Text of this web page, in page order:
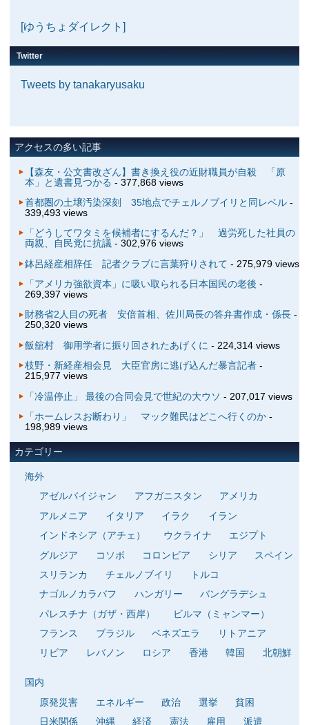
[ゆうちょダイレクト]
Twitter
Tweets by tanakaryusaku
アクセスの多い記事
【森友・公文書改ざん】書き換え役の近財職員が自殺 「原
本」と遺書見つかる - 377,868 views
首都圏の土壌汚染深刻 35地点でチェルノブイリと同レベル-
339,493 views
「どうしてワタミを候補者にするんだ？」 過労死した社員の
両親、自民党に抗議- 302,976 views
鉢呂経産相辞任 記者クラブに言葉狩りされて - 275,979 views
「アメリカ強欲資本」に吸い取られる日本国民の老後 -
269,397 views
財務省2人目の死者 安倍首相、佐川局長の答弁書作成・係長-
250,320 views
飯舘村 御用学者に振り回されたあげくに - 224,314 views
枝野・新経産相会見 大臣官房に逃げ込んだ暴言記者-
215,977 views
「冷温停止」 最後の合同会見で世紀の大ウソ - 207,017 views
「ホームレスお断わり」 マック難民はどこへ行くのか-
198,989 views
カテゴリー
海外
アゼルバイジャン
アフガニスタン
アメリカ
アルメニア
イタリア イラク
イラン
インドネシア（アチェ）
ウクライナ
エジプト
グルジア
コソボ コロンビア シリア
スペイン
スリランカ
チェルノブイリ
トルコ
ナゴルノカラバフ
ハンガリー
バングラデシュ
パレスチナ（ガザ・西岸）
ビルマ（ミャンマー）
フランス
ブラジル ベネズエラ
リトアニア
リビア
レバノン ロシア 香港 韓国 北朝鮮
国内
原発災害
エネルギー 政治 選挙
貧困
日米関係
沖縄 経済 憲法 雇用 派遣